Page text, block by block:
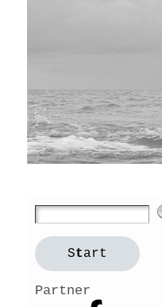
Start
Partner